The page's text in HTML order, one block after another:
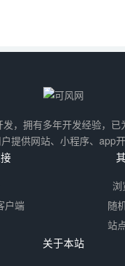
，拥有多年开发经验，已
提供网站、小程序、app
户端
浏
随
站
关于本站